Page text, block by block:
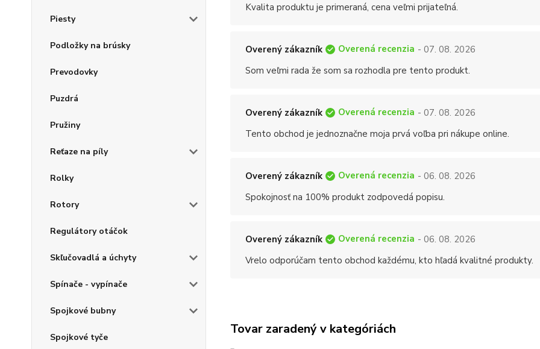
Piesty
Podložky na brúsky
Prevodovky
Puzdrá
Pružiny
Reťaze na píly
Rolky
Rotory
Regulátory otáčok
Skľučovadlá a úchyty
Spínače - vypínače
Spojkové bubny
Spojkové tyče
Kvalita produktu je primeraná, cena veľmi prijateľná.
Overený zákazník Overená recenzia - 07. 08. 2026
Som veľmi rada že som sa rozhodla pre tento produkt.
Overený zákazník Overená recenzia - 07. 08. 2026
Tento obchod je jednoznačne moja prvá voľba pri nákupe online.
Overený zákazník Overená recenzia - 06. 08. 2026
Spokojnosť na 100% produkt zodpovedá popisu.
Overený zákazník Overená recenzia - 06. 08. 2026
Vrelo odporúčam tento obchod každému, kto hľadá kvalitné produkty.
Tovar zaradený v kategóriách